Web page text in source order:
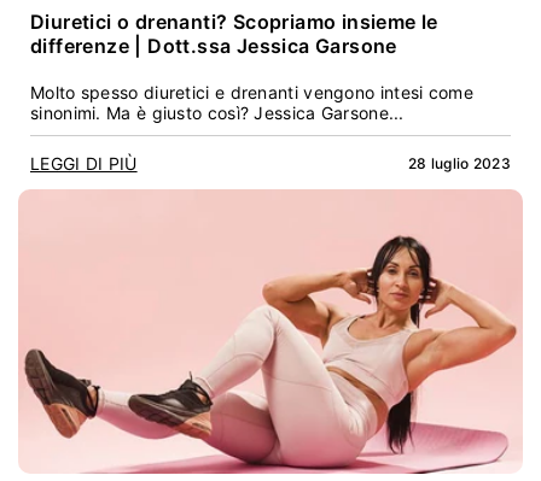
Diuretici o drenanti? Scopriamo insieme le
differenze | Dott.ssa Jessica Garsone
Molto spesso diuretici e drenanti vengono intesi come
sinonimi. Ma è giusto così? Jessica Garsone...
LEGGI DI PIÙ 28 luglio 2023